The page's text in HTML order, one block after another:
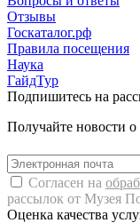
Отзывы
Госкаталог.рф
Правила посещения
Наука
ГайдТур
Подпишитесь на
Получайте новости
Согласен на
рассылок от Музея
Оценка качества